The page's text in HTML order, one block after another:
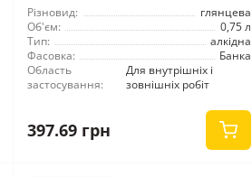
Різновид:
глянцева
Об'єм:
0,75 л
Тип:
алкідна
Фасовка:
Банка
Область
застосування:
Для внутрішніх і
зовнішніх робіт
397.69 грн